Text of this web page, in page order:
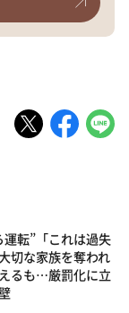
運転”「これは過失
切な家族を奪われ
るも…厳罰化に立